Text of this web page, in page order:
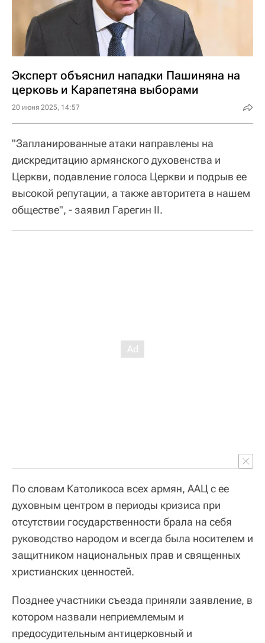
Эксперт объяснил нападки Пашиняна на
церковь и Карапетяна выборами
20 июня 2025, 14:57
"Запланированные атаки направлены на
дискредитацию армянского духовенства и
Церкви, подавление голоса Церкви и подрыв ее
высокой репутации, а также авторитета в нашем
обществе", - заявил Гарегин II.
По словам Католикоса всех армян, ААЦ с ее
духовным центром в периоды кризиса при
отсутствии государственности брала на себя
руководство народом и всегда была носителем и
защитником национальных прав и священных
христианских ценностей.
Позднее участники съезда приняли заявление, в
котором назвали неприемлемым и
предосудительным антицерковный и